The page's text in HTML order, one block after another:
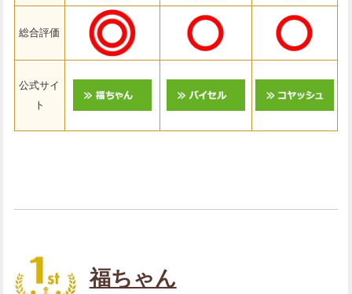
総合評価
公式サイ
ト
福ちゃん